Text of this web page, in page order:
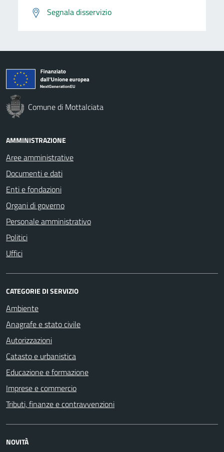
Segnala disservizio
Comune di Mottalciata
AMMINISTRAZIONE
Aree amministrative
Documenti e dati
Enti e fondazioni
Organi di governo
Personale amministrativo
Politici
Uffici
CATEGORIE DI SERVIZIO
Ambiente
Anagrafe e stato civile
Autorizzazioni
Catasto e urbanistica
Educazione e formazione
Imprese e commercio
Tributi, finanze e contravvenzioni
NOVITÀ